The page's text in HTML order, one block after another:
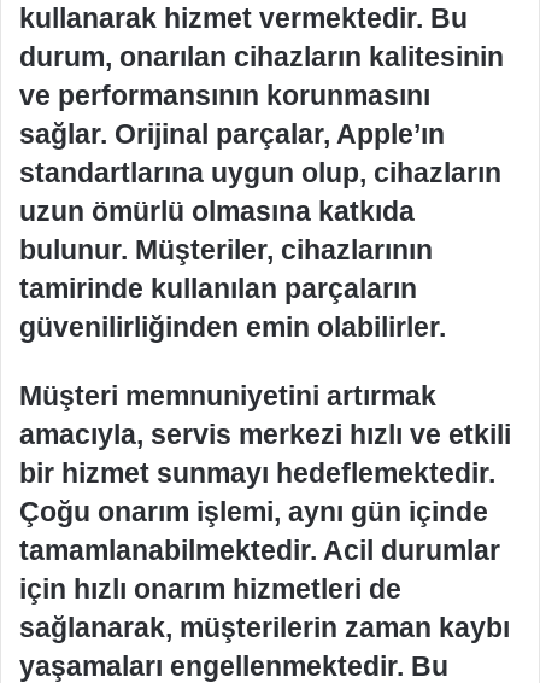
kullanarak hizmet vermektedir. Bu
durum, onarılan cihazların kalitesinin
ve performansının korunmasını
sağlar. Orijinal parçalar, Apple’ın
standartlarına uygun olup, cihazların
uzun ömürlü olmasına katkıda
bulunur. Müşteriler, cihazlarının
tamirinde kullanılan parçaların
güvenilirliğinden emin olabilirler.
Müşteri memnuniyetini artırmak
amacıyla, servis merkezi hızlı ve etkili
bir hizmet sunmayı hedeflemektedir.
Çoğu onarım işlemi, aynı gün içinde
tamamlanabilmektedir. Acil durumlar
için hızlı onarım hizmetleri de
sağlanarak, müşterilerin zaman kaybı
yaşamaları engellenmektedir. Bu